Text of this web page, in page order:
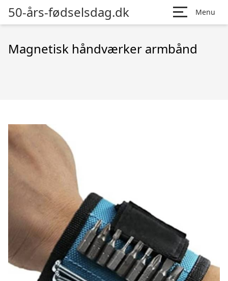
50-års-fødselsdag.dk Menu
Magnetisk håndværker armbånd